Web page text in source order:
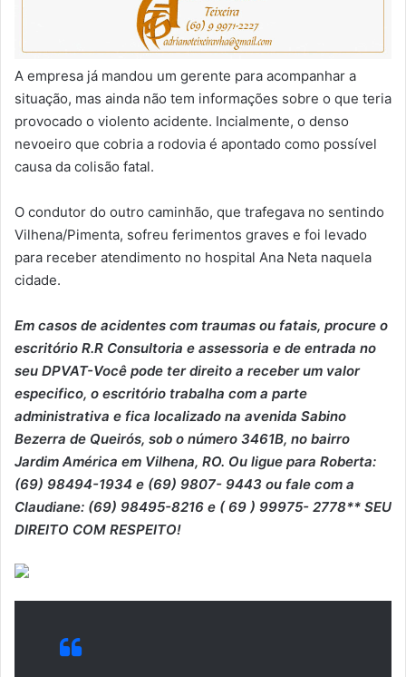
A empresa já mandou um gerente para acompanhar a
situação, mas ainda não tem informações sobre o que teria
provocado o violento acidente. Incialmente, o denso
nevoeiro que cobria a rodovia é apontado como possível
causa da colisão fatal.
O condutor do outro caminhão, que trafegava no sentindo
Vilhena/Pimenta, sofreu ferimentos graves e foi levado
para receber atendimento no hospital Ana Neta naquela
cidade.
Em casos de acidentes com traumas ou fatais, procure o
escritório R.R Consultoria e assessoria e de entrada no
seu DPVAT-Você pode ter direito a receber um valor
especifico, o escritório trabalha com a parte
administrativa e fica localizado na avenida Sabino
Bezerra de Queirós, sob o número 3461B, no bairro
Jardim América em Vilhena, RO. Ou ligue para Roberta:
(69) 98494-1934 e (69) 9807- 9443 ou fale com a
Claudiane: (69) 98495-8216 e ( 69 ) 99975- 2778** SEU
DIREITO COM RESPEITO!